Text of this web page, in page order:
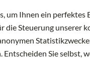
um Ihnen ein perfektes
die Steuerung unserer
Sie selbst,